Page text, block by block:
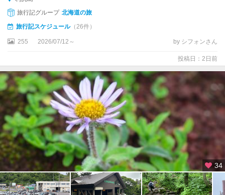
コ
・
ル
函
館
沼
・
長
万
部
登
旅行記グループ 北海道の旅
旅行記スケジュール（26件）
255 2026/07/12～ by シフォンさん
投稿日：2日前
34